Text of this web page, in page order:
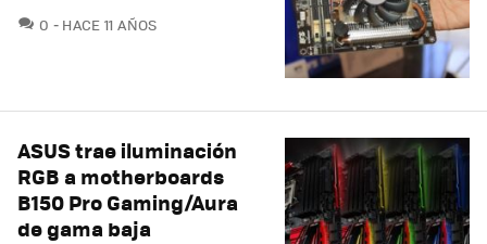
0 COMENTARIOS
HACE 11 AÑOS
ASUS trae iluminación
RGB a motherboards
B150 Pro Gaming/Aura
de gama baja